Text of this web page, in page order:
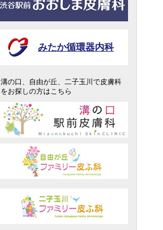
みたか循環器内科
溝の口、自由が丘、二子玉川で皮膚科
をお探しの方はこちら